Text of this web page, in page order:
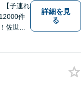
【子連れ
件
佐世保
りごと
さい。
詳細を見
る